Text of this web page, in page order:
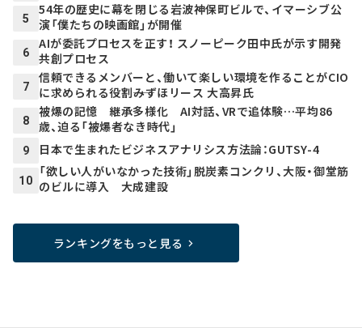
5
54年の歴史に幕を閉じる岩波神保町ビルで、イマーシブ公
演「僕たちの映画館」が開催
6
AIが委託プロセスを正す！ スノーピーク田中氏が示す開発
共創プロセス
7
信頼できるメンバーと、働いて楽しい環境を作ることがCIO
に求められる役割――みずほリース 大高昇氏
8
被爆の記憶 継承多様化 AI対話、VRで追体験…平均86
歳、迫る「被爆者なき時代」
9 日本で生まれたビジネスアナリシス方法論：GUTSY-4
10
「欲しい人がいなかった技術」脱炭素コンクリ、大阪・御堂筋
のビルに導入 大成建設
ランキングをもっと見る